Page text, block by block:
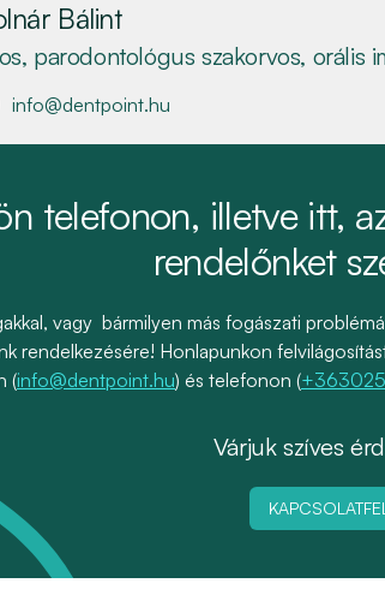
Bálint
parodontológus szakorvos, orális
info@dentpoint.hu
telefonon, illetve itt,
rendelőnket
vagy bármilyen más fogászati
rendelkezésére! Honlapunkon
(info@dentpoint.hu) és telefonon (
Várjuk szíves